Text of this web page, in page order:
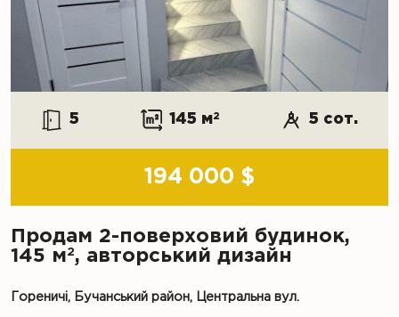
5 145 м2 5 сот.
194 000 $
Продам 2-поверховий будинок,
145 м2, авторський дизайн
Гореничі, Бучанський район, Центральна вул.